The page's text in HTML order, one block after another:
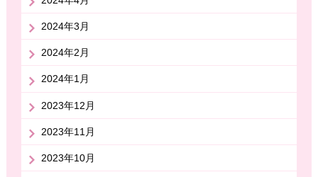
2024年3月
2024年2月
2024年1月
2023年12月
2023年11月
2023年10月